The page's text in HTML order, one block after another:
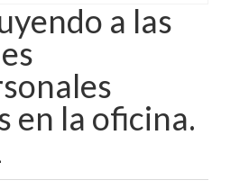
a las
en la oficina.